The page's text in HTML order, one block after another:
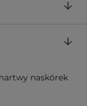
naskórek